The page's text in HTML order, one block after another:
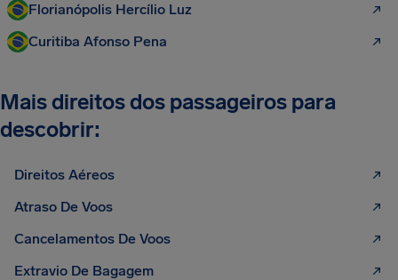
Florianópolis Hercílio Luz
Curitiba Afonso Pena
Mais direitos dos passageiros para
descobrir:
Direitos Aéreos
Atraso De Voos
Cancelamentos De Voos
Extravio De Bagagem